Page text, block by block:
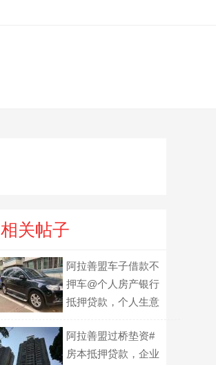
相关帖子
阿拉善盟车子借款不
押车@个人房产银行
抵押贷款，个人生意
阿拉善盟过桥垫资#
房本抵押贷款，企业